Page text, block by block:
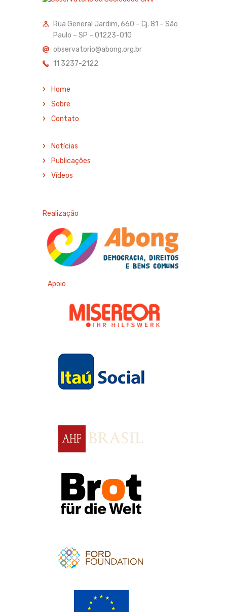
Rua General Jardim, 660 – Cj. 81 – São
Paulo – SP – 01223-010
observatorio@abong.org.br
11 3237-2122
Home
Sobre
Contato
Notícias
Publicações
Vídeos
Realização
Apoio